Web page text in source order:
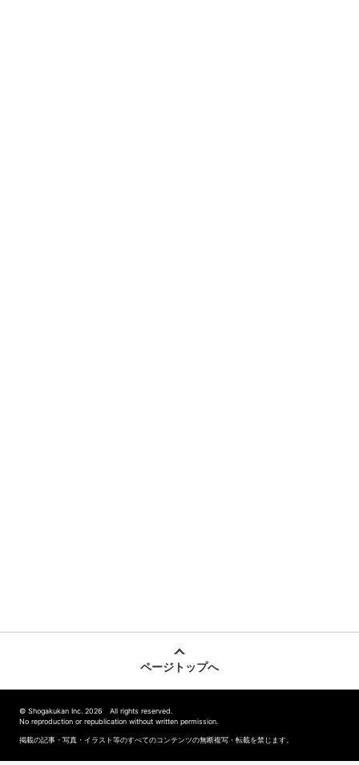
ページトップへ
© Shogakukan Inc. 2026 All rights reserved.
No reproduction or republication without written permission.
掲載の記事・写真・イラスト等のすべてのコンテンツの無断複写・転載を禁じます。